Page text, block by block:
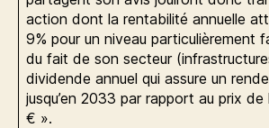
action dont la rentabilité annuelle
9% pour un niveau particulièrement
du fait de son secteur
dividende annuel qui assure un
jusqu’en 2033 par rapport au prix de
€ ».